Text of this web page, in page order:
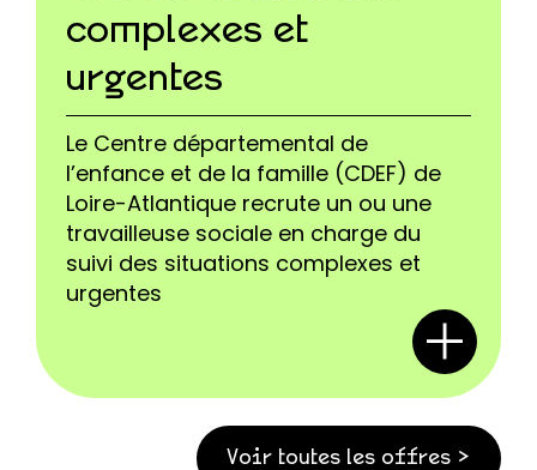
complexes et
urgentes
Le Centre départemental de
l’enfance et de la famille (CDEF) de
Loire-Atlantique recrute un ou une
travailleuse sociale en charge du
suivi des situations complexes et
urgentes
Voir toutes les offres